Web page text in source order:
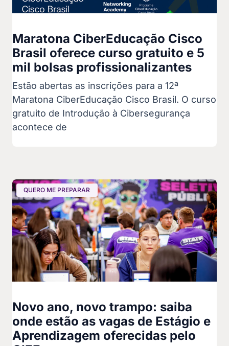
Maratona CiberEducação Cisco
Brasil oferece curso gratuito e 5
mil bolsas profissionalizantes
Estão abertas as inscrições para a 12ª
Maratona CiberEducação Cisco Brasil. O curso
gratuito de Introdução à Cibersegurança
acontece de
QUERO ME PREPARAR
Novo ano, novo trampo: saiba
onde estão as vagas de Estágio e
Aprendizagem oferecidas pelo